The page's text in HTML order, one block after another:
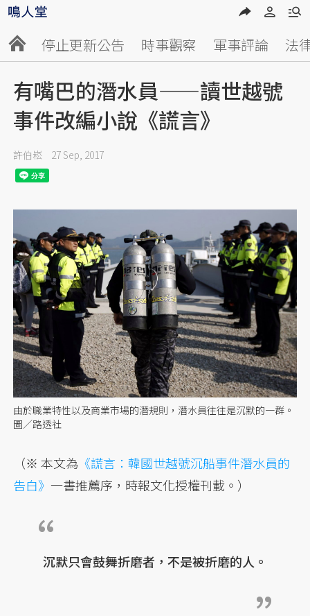
停止更新公告 時事觀察 軍事評論 法
有嘴巴的潛水員——讀世越號
事件改編小說《謊言》
許伯崧 27 Sep, 2017
由於職業特性以及商業市場的潛規則，潛水員往往是沉默的一群。
圖／路透社
（※ 本文為 《謊言：韓國世越號沉船事件潛水員的
告白》一書推薦序，時報文化授權刊載。）
沉默只會鼓舞折磨者，不是被折磨的人。